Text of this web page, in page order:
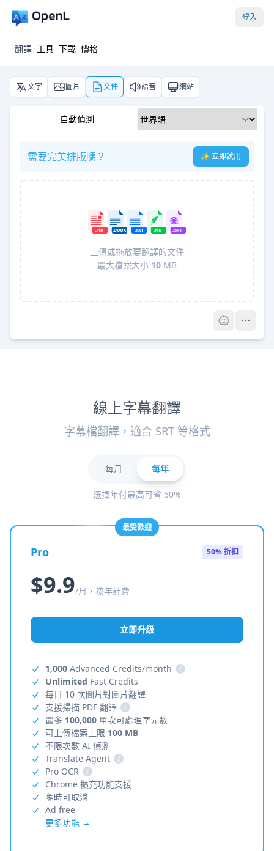
登入
翻譯 工具 下載 價格
文字 圖片 文件 語音 網站
自動偵測
需要完美排版嗎？ ✨ 立即試用
上傳或拖放要翻譯的文件
最大檔案大小 10 MB
線上字幕翻譯
字幕檔翻譯，適合 SRT 等格式
每月 每年
選擇年付最高可省 50%
最受歡迎
Pro 50% 折扣
$9.9/月，按年計費
立即升級
1,000 Advanced Credits/month
i
Unlimited Fast Credits
每日 10 次圖片對圖片翻譯
支援掃描 PDF 翻譯
i
最多 100,000 單次可處理字元數
可上傳檔案上限 100 MB
不限次數 AI 偵測
Translate Agent
i
Pro OCR
i
Chrome 擴充功能支援
隨時可取消
Ad free
更多功能 →